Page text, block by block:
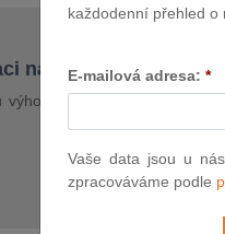
na epravo.cz?
výhod a jako dárek Vám
REGISTROVAT ZDE
každodenní přehled o
E-mailová adresa: *
Vaše data jsou u
zpracováváme podle